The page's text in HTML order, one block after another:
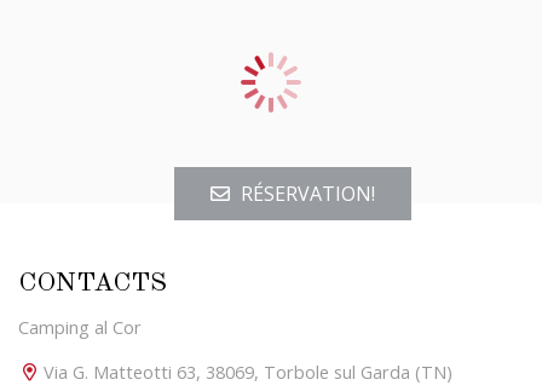
RÉSERVATION!
CONTACTS
Camping al Cor
Via G. Matteotti 63, 38069, Torbole sul Garda (TN)